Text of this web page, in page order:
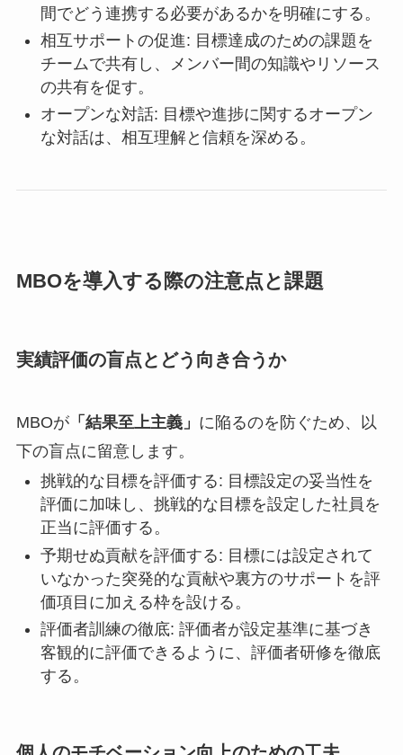
間でどう連携する必要があるかを明確にする。
相互サポートの促進: 目標達成のための課題を
チームで共有し、メンバー間の知識やリソース
の共有を促す。
オープンな対話: 目標や進捗に関するオープン
な対話は、相互理解と信頼を深める。
MBOを導入する際の注意点と課題
実績評価の盲点とどう向き合うか
MBOが「結果至上主義」 に陥るのを防ぐため、以
下の盲点に留意します。
挑戦的な目標を評価する: 目標設定の妥当性を
評価に加味し、挑戦的な目標を設定した社員を
正当に評価する。
予期せぬ貢献を評価する: 目標には設定されて
いなかった突発的な貢献や裏方のサポートを評
価項目に加える枠を設ける。
評価者訓練の徹底: 評価者が設定基準に基づき
客観的に評価できるように、評価者研修を徹底
する。